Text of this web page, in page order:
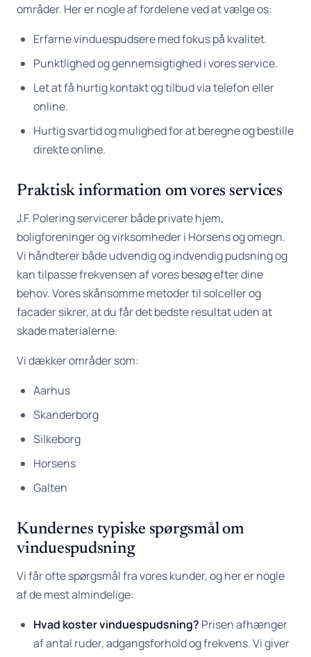
områder. Her er nogle af fordelene ved at vælge os:
Erfarne vinduespudsere med fokus på kvalitet.
Punktlighed og gennemsigtighed i vores service.
Let at få hurtig kontakt og tilbud via telefon eller
online.
Hurtig svartid og mulighed for at beregne og bestille
direkte online.
Praktisk information om vores services
J.F. Polering servicerer både private hjem,
boligforeninger og virksomheder i Horsens og omegn.
Vi håndterer både udvendig og indvendig pudsning og
kan tilpasse frekvensen af vores besøg efter dine
behov. Vores skånsomme metoder til solceller og
facader sikrer, at du får det bedste resultat uden at
skade materialerne.
Vi dækker områder som:
Aarhus
Skanderborg
Silkeborg
Horsens
Galten
Kundernes typiske spørgsmål om
vinduespudsning
Vi får ofte spørgsmål fra vores kunder, og her er nogle
af de mest almindelige:
Hvad koster vinduespudsning? Prisen afhænger
af antal ruder, adgangsforhold og frekvens. Vi giver